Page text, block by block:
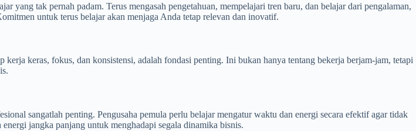
yang tak pernah padam. Terus mengasah pengetahuan, mempelajari tren baru, dan belajar dari pengalaman,
untuk terus belajar akan menjaga Anda tetap relevan dan inovatif.
keras, fokus, dan konsistensi, adalah fondasi penting. Ini bukan hanya tentang bekerja berjam-jam, tetapi
sangatlah penting. Pengusaha pemula perlu belajar mengatur waktu dan energi secara efektif agar tidak
jangka panjang untuk menghadapi segala dinamika bisnis.